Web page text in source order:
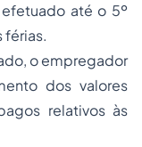
até o 5º
férias.
o empregador
dos valores
relativos às